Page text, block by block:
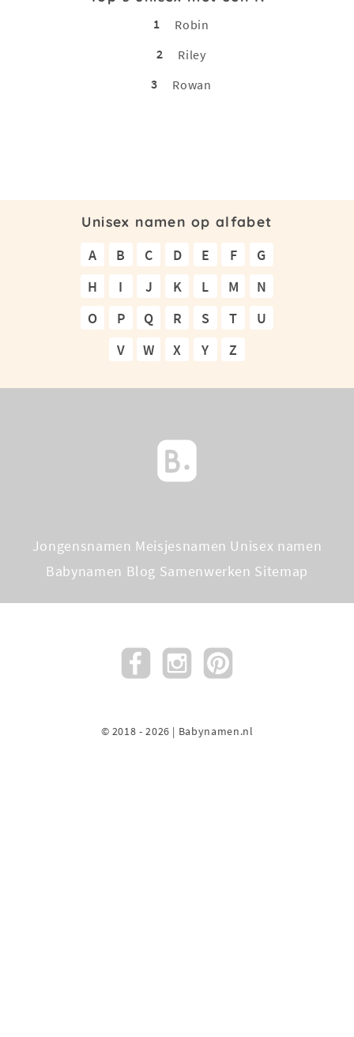
1
Robin
2
Riley
3
Rowan
Unisex namen op alfabet
A B C D E F
G
H
I J K L M
N
O
P Q R S T
U
V
W X Y Z
Jongensnamen Meisjesnamen Unisex namen
Babynamen Blog Samenwerken Sitemap
© 2018 - 2026 | Babynamen.nl